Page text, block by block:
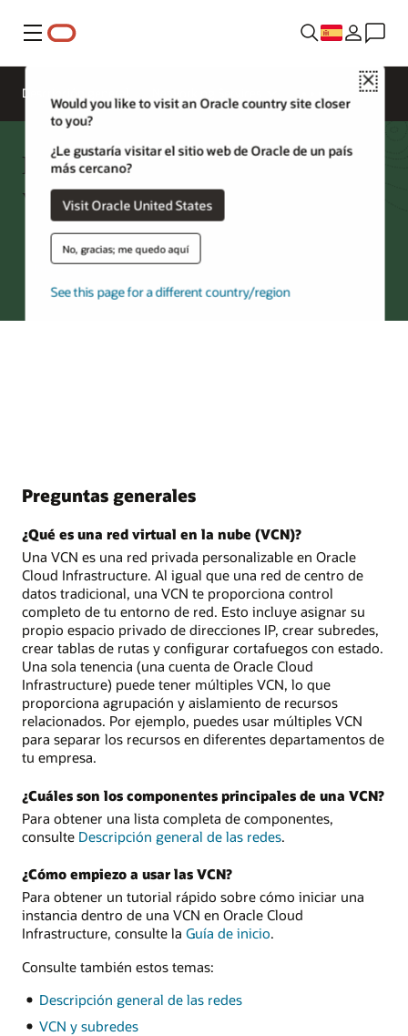
Menú
Close
Would you like to visit an Oracle country site closer
to you?
¿Le gustaría visitar el sitio web de Oracle de un país
más cercano?
Visit Oracle United States
No, gracias; me quedo aquí
See this page for a different country/region
Descripción general
Preguntas frecuentes sobre la red
virtual en la nube
Pruebe Oracle Cloud
Preguntas generales
¿Qué es una red virtual en la nube (VCN)?
Una VCN es una red privada personalizable en Oracle
Cloud Infrastructure. Al igual que una red de centro de
datos tradicional, una VCN te proporciona control
completo de tu entorno de red. Esto incluye asignar su
propio espacio privado de direcciones IP, crear subredes,
crear tablas de rutas y configurar cortafuegos con estado.
Una sola tenencia (una cuenta de Oracle Cloud
Infrastructure) puede tener múltiples VCN, lo que
proporciona agrupación y aislamiento de recursos
relacionados. Por ejemplo, puedes usar múltiples VCN
para separar los recursos en diferentes departamentos de
tu empresa.
¿Cuáles son los componentes principales de una VCN?
Para obtener una lista completa de componentes,
consulte Descripción general de las redes.
¿Cómo empiezo a usar las VCN?
Para obtener un tutorial rápido sobre cómo iniciar una
instancia dentro de una VCN en Oracle Cloud
Infrastructure, consulte la Guía de inicio.
Consulte también estos temas:
Descripción general de las redes
VCN y subredes